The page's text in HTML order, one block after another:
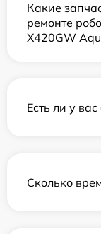
Какие
ремонте
Х420GW
Есть ли у
Сколько